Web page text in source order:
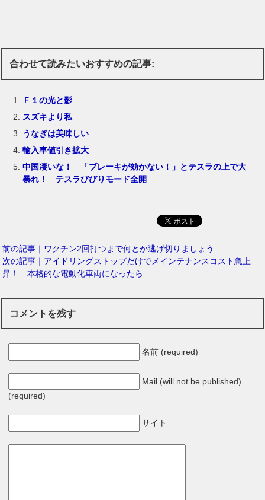
合わせて読みたいおすすめの記事:
Ｆ１の光と影
スズキより私
うなぎは美味しい
輸入車値引き拡大
中国凄いな！ 「ブレーキが効かない！」とテスラの上で大
暴れ！ テスラびびりモード全開
前の記事｜ワクチン2回打つまで何とか逃げ切りましょう
次の記事｜アイドリングストップだけでメインテナンスコスト急上
昇！ 本格的な電動化車両になったら
コメントを残す
名前 (required)
Mail (will not be published)
(required)
サイト